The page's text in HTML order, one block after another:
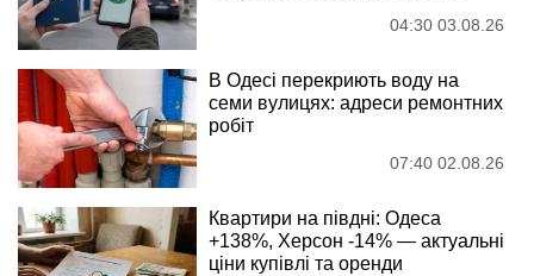
04:30 03.08.26
В Одесі перекриють воду на
семи вулицях: адреси ремонтних
робіт
07:40 02.08.26
Квартири на півдні: Одеса
+138%, Херсон -14% — актуальні
ціни купівлі та оренди